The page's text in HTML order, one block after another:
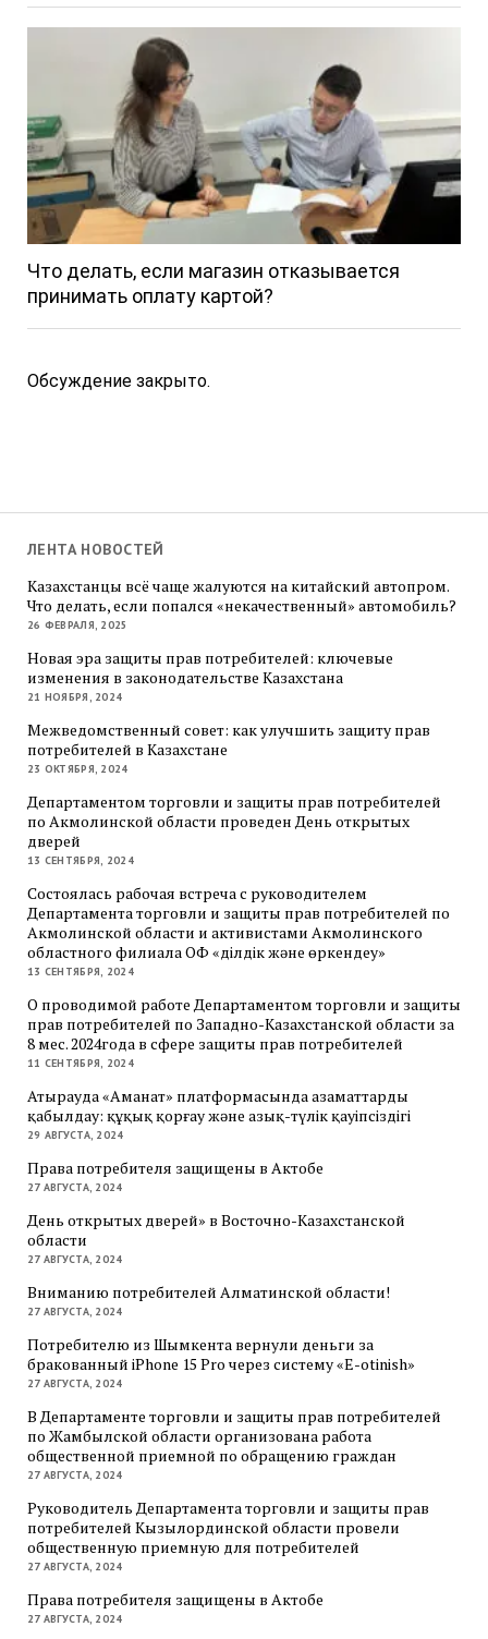
Что делать, если магазин отказывается
принимать оплату картой?
Обсуждение закрыто.
ЛЕНТА НОВОСТЕЙ
Казахстанцы всё чаще жалуются на китайский автопром.
Что делать, если попался «некачественный» автомобиль?
26 ФЕВРАЛЯ, 2025
Новая эра защиты прав потребителей: ключевые
изменения в законодательстве Казахстана
21 НОЯБРЯ, 2024
Межведомственный совет: как улучшить защиту прав
потребителей в Казахстане
23 ОКТЯБРЯ, 2024
Департаментом торговли и защиты прав потребителей
по Акмолинской области проведен День открытых
дверей
13 СЕНТЯБРЯ, 2024
Состоялась рабочая встреча с руководителем
Департамента торговли и защиты прав потребителей по
Акмолинской области и активистами Акмолинского
областного филиала ОФ «Әділдік және өркендеу»
13 СЕНТЯБРЯ, 2024
О проводимой работе Департаментом торговли и защиты
прав потребителей по Западно-Казахстанской области за
8 мес. 2024года в сфере защиты прав потребителей
11 СЕНТЯБРЯ, 2024
Атырауда «Аманат» платформасында азаматтарды
қабылдау: құқық қорғау және азық-түлік қауіпсіздігі
29 АВГУСТА, 2024
Права потребителя защищены в Актобе
27 АВГУСТА, 2024
День открытых дверей» в Восточно-Казахстанской
области
27 АВГУСТА, 2024
Вниманию потребителей Алматинской области!
27 АВГУСТА, 2024
Потребителю из Шымкента вернули деньги за
бракованный iPhone 15 Pro через систему «E-otinish»
27 АВГУСТА, 2024
В Департаменте торговли и защиты прав потребителей
по Жамбылской области организована работа
общественной приемной по обращению граждан
27 АВГУСТА, 2024
Руководитель Департамента торговли и защиты прав
потребителей Кызылординской области провели
общественную приемную для потребителей
27 АВГУСТА, 2024
Права потребителя защищены в Актобе
27 АВГУСТА, 2024